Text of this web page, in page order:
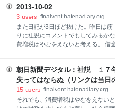
に考える。 久しぶりに焼き芋機で焼
芋機というのがあるのである。 これ
工 いもまるくん 作業の合間のおや
クテック ガレージ ブログ OKU-
り暮らしで菜食しているころに買った
てくださいな、あ、本じゃねーや。
キとスロークッカー大の話をした。
てない。これで作った目玉焼きは絶品
ジシス
2013-10-02
3 users finalvent.hatenadiary.org
また日記が3日ほど抜けた。昨日は筋
りに社説にコメントでもしてみるか
費増税はやむをえないと考える。 借
体改革」という原点に立ち返ろう。
しからおかしい。今回の消費税増税
でもマクロ経済が常識程度にわかって
アコアCPIの上昇が定着するのを待
時期の問題。これを「待ったなし」
朝日新聞デジタル：社説 １７
失ってはならぬ（リンクは当
15 users finalvent.hatenadiary.org
それでも、消費増税はやむをえない